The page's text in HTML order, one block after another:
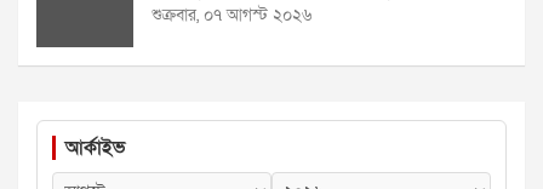
শুক্রবার, ০৭ আগস্ট ২০২৬
আর্কাইভ